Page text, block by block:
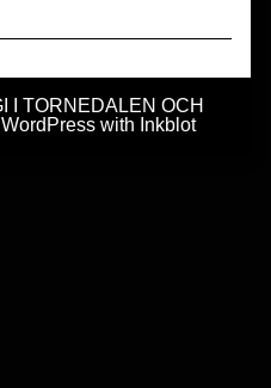
I TORNEDALEN OCH
WordPress with Inkblot